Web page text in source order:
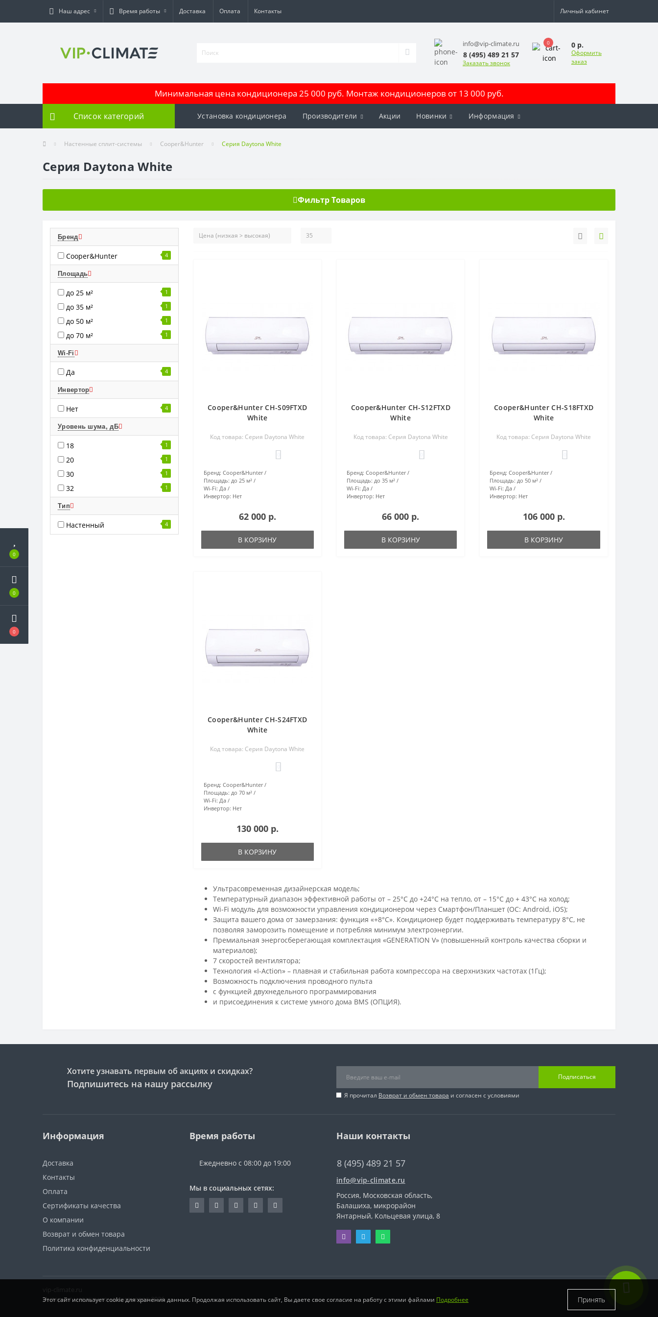
0
0
0
Наш адрес Время работы Доставка Оплата Контакты Личный кабинет
info@vip-climate.ru
8 (495) 489 21 57
Заказать звонок
0 0 р.
Оформить
заказ
Минимальная цена кондиционера 25 000 руб. Монтаж кондиционеров от 13 000 руб.
Список категорий Установка кондиционера Производители Акции Новинки Информация
Настенные сплит-системы Cooper&Hunter Серия Daytona White
Серия Daytona White
Фильтр Товаров
Бренд
Cooper&Hunter 4
Площадь
до 25 м² 1
до 35 м² 1
до 50 м² 1
до 70 м² 1
Wi-Fi
Да 4
Инвертор
Нет 4
Уровень шума, дБ
18 1
20 1
30 1
32 1
Тип
Настенный 4
Cooper&Hunter CH-S09FTXD
White
Код товара: Серия Daytona White
Бренд: Cooper&Hunter
Площадь: до 25 м²
Wi-Fi: Да
Инвертор: Нет
62 000 р.
В КОРЗИНУ
Cooper&Hunter CH-S12FTXD
White
Код товара: Серия Daytona White
Бренд: Cooper&Hunter
Площадь: до 35 м²
Wi-Fi: Да
Инвертор: Нет
66 000 р.
В КОРЗИНУ
Cooper&Hunter CH-S18FTXD
White
Код товара: Серия Daytona White
Бренд: Cooper&Hunter
Площадь: до 50 м²
Wi-Fi: Да
Инвертор: Нет
106 000 р.
В КОРЗИНУ
Cooper&Hunter CH-S24FTXD
White
Код товара: Серия Daytona White
Бренд: Cooper&Hunter
Площадь: до 70 м²
Wi-Fi: Да
Инвертор: Нет
130 000 р.
В КОРЗИНУ
Ультрасовременная дизайнерская модель;
Температурный диапазон эффективной работы от – 25°С до +24°С на тепло, от – 15°С до + 43°С на холод;
Wi-Fi модуль для возможности управления кондиционером через Смартфон/Планшет (ОС: Android, iOS);
Защита вашего дома от замерзания: функция «+8°С». Кондиционер будет поддерживать температуру 8°С, не
позволяя заморозить помещение и потребляя минимум электроэнергии.
Премиальная энергосберегающая комплектация «GENERATION V» (повышенный контроль качества сборки и
материалов);
7 скоростей вентилятора;
Технология «I-Action» – плавная и стабильная работа компрессора на сверхнизких частотах (1Гц);
Возможность подключения проводного пульта
с функцией двухнедельного программирования
и присоединения к системе умного дома BMS (ОПЦИЯ).
Хотите узнавать первым об акциях и скидках?
Подпишитесь на нашу рассылку
Подписаться
Я прочитал Возврат и обмен товара и согласен с условиями
Информация
Доставка
Контакты
Оплата
Сертификаты качества
О компании
Возврат и обмен товара
Политика конфиденциальности
Время работы
Ежедневно с 08:00 до 19:00
Мы в социальных сетях:
Наши контакты
8 (495) 489 21 57
info@vip-climate.ru
Россия, Московская область,
Балашиха, микрорайон
Янтарный, Кольцевая улица, 8
vip-climate.ru
Интернет магазин кондиционеров 2026
Этот сайт использует cookie для хранения данных. Продолжая использовать сайт, Вы даете свое согласие на работу с этими файлами Подробнее Принять